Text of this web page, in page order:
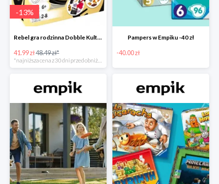
-13%
Rebel gra rodzinna Dobble Kultura w super cenie w Empiku Premium
41.99 zł48.49 zł*
Pampers w Empiku -40 zł
-40.00 zł